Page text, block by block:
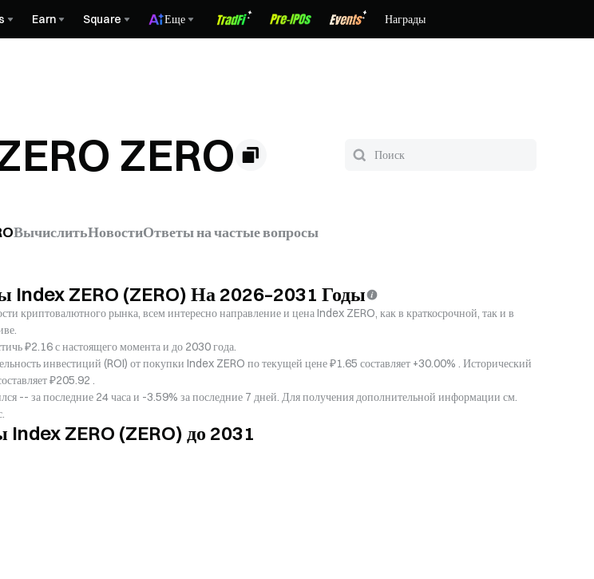
Earn Square Еще Награды
ZERO
ВычислитьНовостиОтветы на частые вопросы
Index ZERO (ZERO) На 2026–2031 Годы
криптовалютного рынка, всем интересно направление и цена Index ZERO, как в краткосрочной, так и в
₽2.16 с настоящего момента и до 2030 года.
инвестиций (ROI) от покупки Index ZERO по текущей цене ₽1.65 составляет +30.00% . Исторический
₽205.92 .
-- за последние 24 часа и -3.59% за последние 7 дней. Для получения дополнительной информации см.
Index ZERO (ZERO) до 2031